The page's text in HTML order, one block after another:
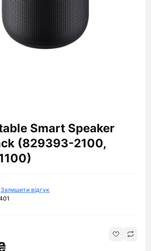
Smart Speaker
(829393-2100,
Залишити відгук